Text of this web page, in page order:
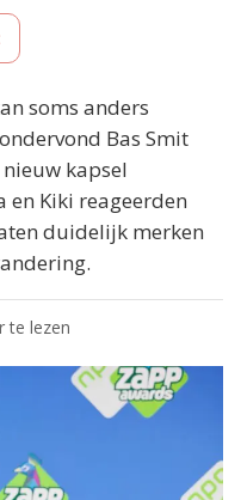
soms anders
Bas Smit
kapsel
Kiki reageerden
duidelijk merken
te lezen